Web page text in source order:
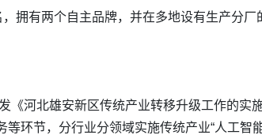
拥有两个自主品牌，并在多地设有生产分厂
《河北雄安新区传统产业转移升级工作的实
环节，分行业分领域实施传统产业“人工智